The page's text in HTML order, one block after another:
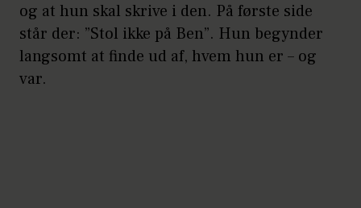
og at hun skal skrive i den. På første side
står der: ”Stol ikke på Ben”. Hun begynder
langsomt at finde ud af, hvem hun er – og
var.